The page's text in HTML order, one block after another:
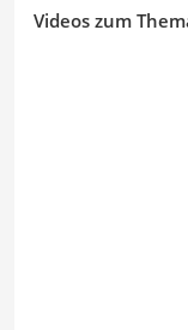
Videos zum